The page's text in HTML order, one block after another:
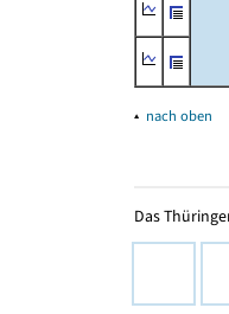
▴ nach oben
Das